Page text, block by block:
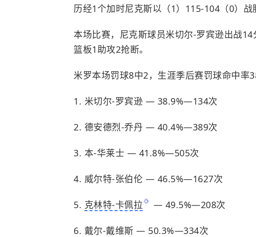
历经1个加时尼克斯以（1）115-104（0）战
本场比赛，尼克斯球员米切尔-罗宾逊出战
篮板1助攻2抢断。
米罗本场罚球8中2，生涯季后赛罚球命中率
1. 米切尔-罗宾逊 — 38.9%—134次
2. 德安德烈-乔丹 — 40.4%—389次
3. 本-华莱士 — 41.8%—505次
4. 威尔特-张伯伦 — 46.5%—1627次
5. 克林特-卡佩拉 — 49.5%—208次
6. 戴尔-戴维斯 — 50.3%—334次